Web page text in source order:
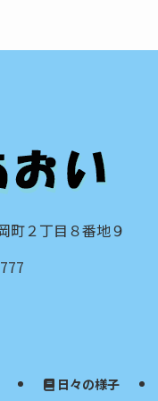
２丁目８番地９
日々の様子